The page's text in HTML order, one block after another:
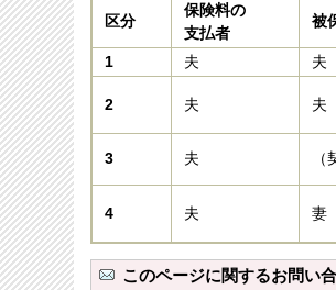
区分
保険料の
支払者
被
1 夫 夫
2 夫 夫
3 夫
4 夫 妻
このページに関するお問い